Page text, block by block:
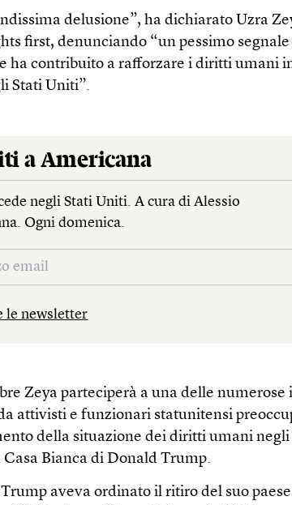
delusione”, ha dichiarato Uzra
first, denunciando “un pessimo
ha contribuito a rafforzare i diritti umani
Stati Uniti”.
a Americana
negli Stati Uniti. A cura di Alessio
Ogni domenica.
le newsletter
Zeya parteciperà a una delle
attivisti e funzionari statunitensi
della situazione dei diritti umani
Bianca di Donald Trump.
aveva ordinato il ritiro del suo